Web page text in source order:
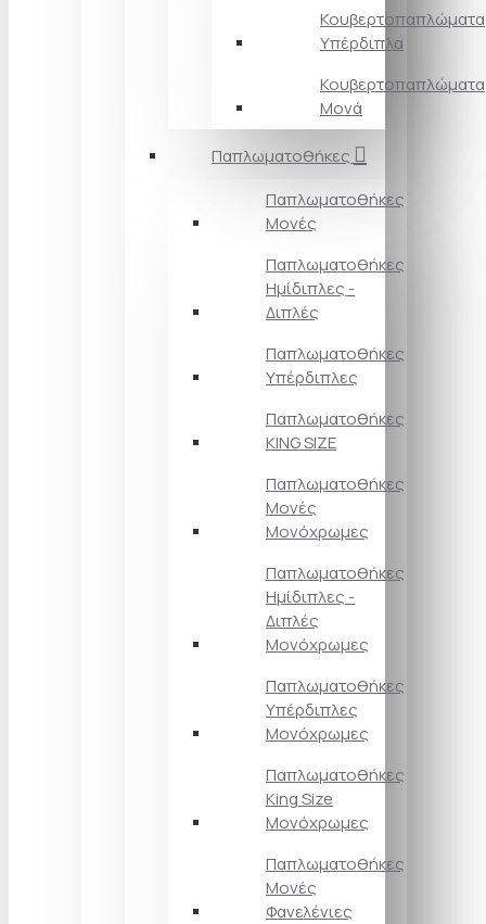
Κουβερτοπαπλώματα
Υπέρδιπλα
Κουβερτοπαπλώματα
Μονά
Παπλωματοθήκες
Παπλωματοθήκες
Μονές
Παπλωματοθήκες
Ημίδιπλες -
Διπλές
Παπλωματοθήκες
Υπέρδιπλες
Παπλωματοθήκες
KING SIZE
Παπλωματοθήκες
Μονές
Μονόχρωμες
Παπλωματοθήκες
Ημίδιπλες -
Διπλές
Μονόχρωμες
Παπλωματοθήκες
Υπέρδιπλες
Μονόχρωμες
Παπλωματοθήκες
King Size
Μονόχρωμες
Παπλωματοθήκες
Μονές
Φανελένιες